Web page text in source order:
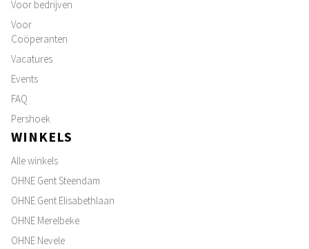
Voor bedrijven
Voor
Coöperanten
Vacatures
Events
FAQ
Pershoek
WINKELS
Alle winkels
OHNE Gent Steendam
OHNE Gent Elisabethlaan
OHNE Merelbeke
OHNE Nevele